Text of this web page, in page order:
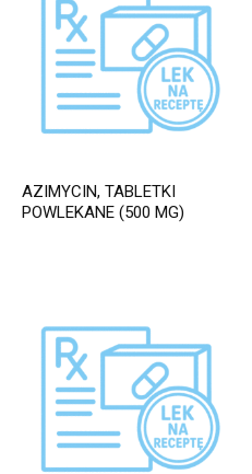
AZIMYCIN, TABLETKI
POWLEKANE (500 MG)